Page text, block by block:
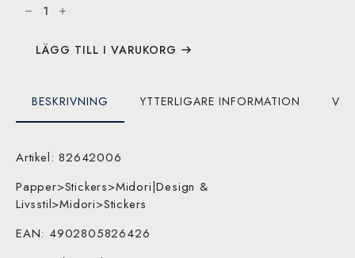
Sheets
mängdLÄGG TILL I VARUKORG
BESKRIVNING YTTERLIGARE INFORMATION
Artikel: 82642006
Papper>Stickers>Midori|Design &
Livsstil>Midori>Stickers
EAN: 4902805826426